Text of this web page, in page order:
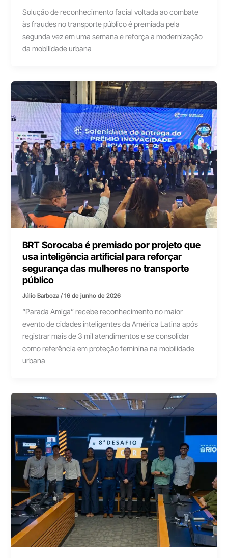
Solução de reconhecimento facial voltada ao combate
às fraudes no transporte público é premiada pela
segunda vez em uma semana e reforça a modernização
da mobilidade urbana
BRT Sorocaba é premiado por projeto que
usa inteligência artificial para reforçar
segurança das mulheres no transporte
público
Júlio Barboza/16 de junho de 2026
“Parada Amiga” recebe reconhecimento no maior
evento de cidades inteligentes da América Latina após
registrar mais de 3 mil atendimentos e se consolidar
como referência em proteção feminina na mobilidade
urbana